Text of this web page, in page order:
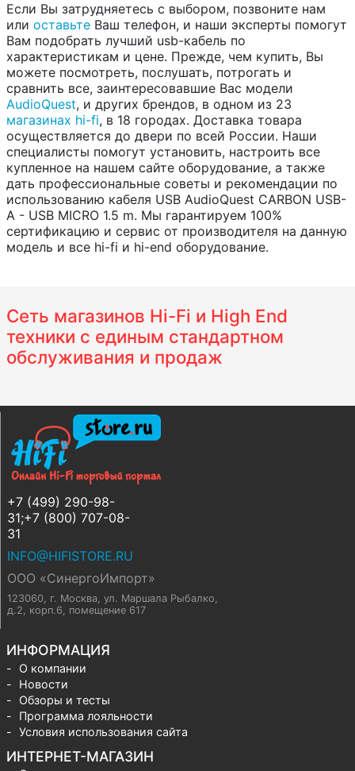
Если Вы затрудняетесь с выбором, позвоните нам
или оставьте Ваш телефон, и наши эксперты помогут
Вам подобрать лучший usb-кабель по
характеристикам и цене. Прежде, чем купить, Вы
можете посмотреть, послушать, потрогать и
сравнить все, заинтересовавшие Вас модели
AudioQuest, и других брендов, в одном из 23
магазинах hi-fi, в 18 городах. Доставка товара
осуществляется до двери по всей России. Наши
специалисты помогут установить, настроить все
купленное на нашем сайте оборудование, а также
дать профессиональные советы и рекомендации по
использованию кабеля USB AudioQuest CARBON USB-
A - USB MICRO 1.5 m. Мы гарантируем 100%
сертификацию и сервис от производителя на данную
модель и все hi-fi и hi-end оборудование.
Сеть магазинов Hi-Fi и High End
техники с единым стандартном
обслуживания и продаж
+7 (499) 290-98-
31;+7 (800) 707-08-
31
INFO@HIFISTORE.RU
ООО «СинергоИмпорт»
123060, г. Москва, ул. Маршала Рыбалко,
д.2, корп.6, помещение 617
ИНФОРМАЦИЯ
О компании
Новости
Обзоры и тесты
Программа лояльности
Условия использования сайта
ИНТЕРНЕТ-МАГАЗИН